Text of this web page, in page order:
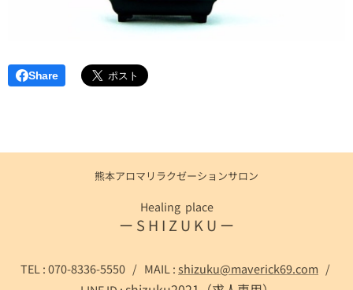
Share
熊本アロマリラクゼーションサロン
Healing place
ー S H I Z U K U ー
TEL : 070-8336-5550 / MAIL :shizuku@maverick69.com /